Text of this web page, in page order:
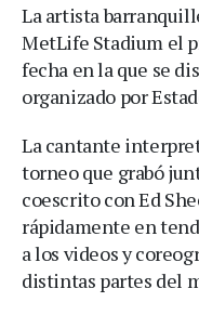
La artista
MetLife Stadium el
fecha en la que se
organizado por
La cantante
torneo que grabó
coescrito con Ed
rápidamente en
a los videos y
distintas partes del